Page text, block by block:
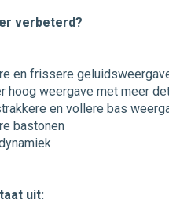
verbeterd?
en frissere
hoog weergave met meer
en vollere bas
bastonen
uit: